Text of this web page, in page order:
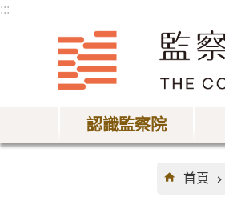
:::
認識監察院
:::
首頁